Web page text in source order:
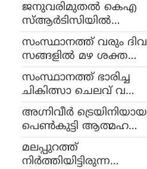
ജനുവരിമുതല്‍ കെഎ
സ്ആര്‍ടിസിയില്‍
ഡിജിറ്റല്‍ പണമിട
പാടിനുള്ള സൗകര്യം ഒ
രുക്കും
സംസ്ഥാനത്ത് വരും ദിവ
സങ്ങളില്‍ മഴ ശക്ത
മാകും; വിവിധ ജില്ലക
ളില്‍ യെല്ലോ അലര്‍ട്ട് പ്ര
ഖ്യാപിച്ചു
സംസ്ഥാനത്ത് ഭാരിച്ച
ചികിത്സാ ചെലവ് വ
രുന്ന ഗുരുതര രോഗങ്ങ
ളുള്ള 6 കുട്ടികള്‍ക്ക് ആ
രോഗ്യ വകുപ്പ് സൗജന്യ
ചികിത്സ ഉറപ്പാക്കി
അഗ്നിവീര്‍ ട്രെയിനിയായ
പെണ്‍കുട്ടി ആത്മഹത്യ
ചെയ്ത നിലയില്‍
മലപ്പുറത്ത്
നിര്‍ത്തിയിട്ടിരുന്ന